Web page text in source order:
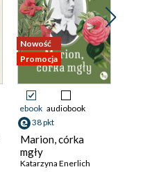
Nowość
Promocja
ebook audiobook
38 pkt
Marion, córka
mgły
Katarzyna Enerlich